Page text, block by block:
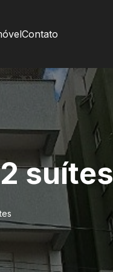
Contato
suítes